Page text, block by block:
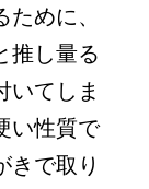
めに、
推し量る
いてしま
い性質で
きで取り